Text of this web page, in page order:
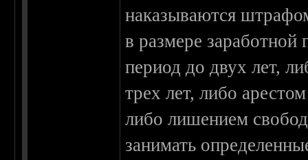
наказываются
в размере заработной
период до двух лет,
трех лет, либо
либо лишением
занимать